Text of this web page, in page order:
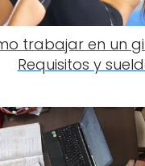
trabajar en un
Requisitos y